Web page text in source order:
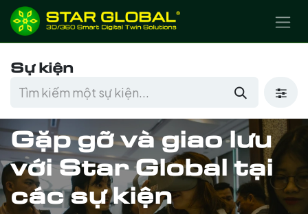
BỎ QUA ĐỂ ĐẾN NỘI DUNG
Sự kiện
Gặp gỡ và giao lưu
với Star Global tại
các sự kiện